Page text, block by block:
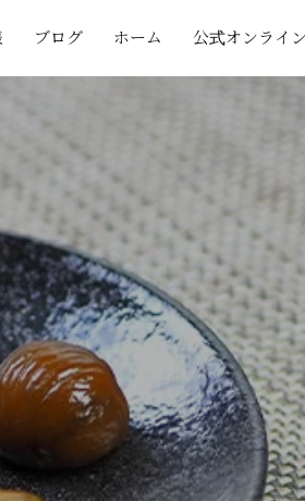
ブログ ホーム 公式オンライ